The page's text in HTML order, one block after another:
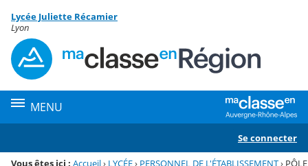
Menu de la rubrique
Contenu
Lycée Juliette Récamier
Lyon
MENU
Se connecter
Vous êtes ici : Accueil› LYCÉE› PERSONNEL DE L'ÉTABLISSEMENT› PÔLE